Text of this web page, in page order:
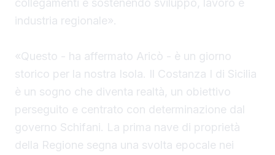
industria regionale».
«Questo - ha affermato Aricò - è un giorno
storico per la nostra Isola. Il Costanza I di Sicilia
è un sogno che diventa realtà, un obiettivo
perseguito e centrato con determinazione dal
governo Schifani. La prima nave di proprietà
della Regione segna una svolta epocale nei